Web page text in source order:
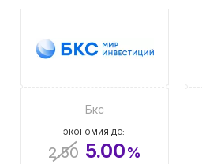
Бкс
ЭКОНОМИЯ ДО:
2.50 5.00%